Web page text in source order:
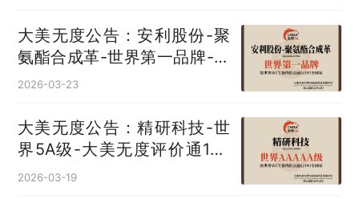
大美无度公告：安利股份-聚
氨酯合成革‌-世界第一品牌-大
美无度评价通193国
2026-03-23
大美无度公告：精研科技-世
界5A级-大美无度评价通193
国
2026-03-19